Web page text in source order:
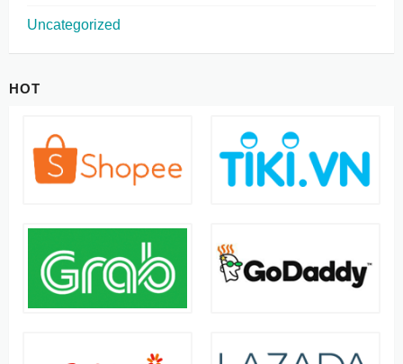
Uncategorized
HOT